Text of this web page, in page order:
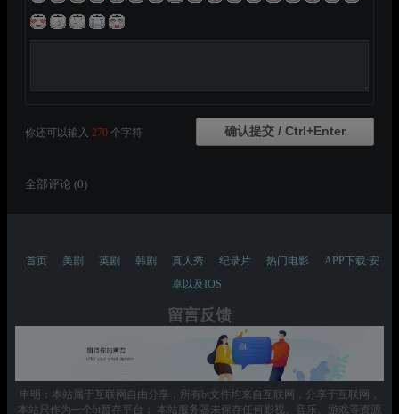
你还可以输入 270 个字符
全部评论 (0)
首页 美剧 英剧 韩剧 真人秀 纪录片 热门电影
APP下载:安
卓以及IOS
留言反馈
申明：本站属于互联网自由分享，所有bt文件均来自互联网，分享于互联网，
本站只作为一个bt暂存平台； 本站服务器未保存任何影视、音乐、游戏等资源